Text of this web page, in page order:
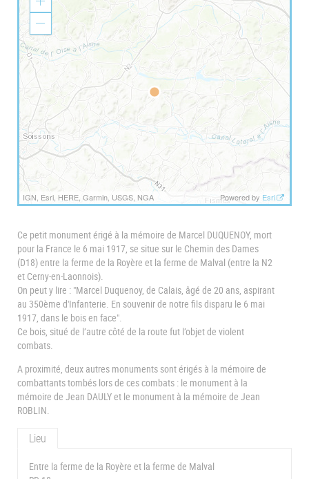
IGN, Esri, HERE, Garmin, USGS, NGA Powered by Esri
Z
o
o
m
n
o
o
m
t
Ce petit monument érigé à la mémoire de Marcel DUQUENOY, mort
pour la France le 6 mai 1917, se situe sur le Chemin des Dames
(D18) entre la ferme de la Royère et la ferme de Malval (entre la N2
et Cerny-en-Laonnois).
On peut y lire : "Marcel Duquenoy, de Calais, âgé de 20 ans, aspirant
au 350ème d'Infanterie. En souvenir de notre fils disparu le 6 mai
1917, dans le bois en face".
Ce bois, situé de l’autre côté de la route fut l’objet de violent
combats.
A proximité, deux autres monuments sont érigés à la mémoire de
combattants tombés lors de ces combats : le monument à la
mémoire de Jean DAULY et le monument à la mémoire de Jean
ROBLIN.
Lieu
Entre la ferme de la Royère et la ferme de Malval